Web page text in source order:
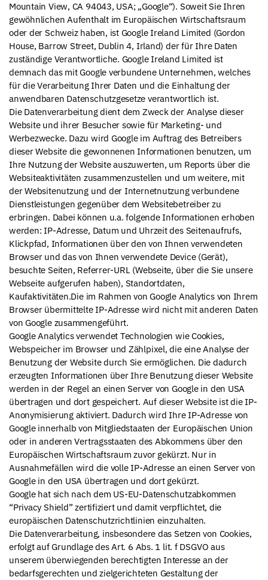
Mountain View, CA 94043, USA; „Google“). Soweit Sie Ihren
gewöhnlichen Aufenthalt im Europäischen Wirtschaftsraum
oder der Schweiz haben, ist Google Ireland Limited (Gordon
House, Barrow Street, Dublin 4, Irland) der für Ihre Daten
zuständige Verantwortliche. Google Ireland Limited ist
demnach das mit Google verbundene Unternehmen, welches
für die Verarbeitung Ihrer Daten und die Einhaltung der
anwendbaren Datenschutzgesetze verantwortlich ist.
Die Datenverarbeitung dient dem Zweck der Analyse dieser
Website und ihrer Besucher sowie für Marketing- und
Werbezwecke. Dazu wird Google im Auftrag des Betreibers
dieser Website die gewonnenen Informationen benutzen, um
Ihre Nutzung der Website auszuwerten, um Reports über die
Websiteaktivitäten zusammenzustellen und um weitere, mit
der Websitenutzung und der Internetnutzung verbundene
Dienstleistungen gegenüber dem Websitebetreiber zu
erbringen. Dabei können u.a. folgende Informationen erhoben
werden: IP-Adresse, Datum und Uhrzeit des Seitenaufrufs,
Klickpfad, Informationen über den von Ihnen verwendeten
Browser und das von Ihnen verwendete Device (Gerät),
besuchte Seiten, Referrer-URL (Webseite, über die Sie unsere
Webseite aufgerufen haben), Standortdaten,
Kaufaktivitäten.Die im Rahmen von Google Analytics von Ihrem
Browser übermittelte IP-Adresse wird nicht mit anderen Daten
von Google zusammengeführt.
Google Analytics verwendet Technologien wie Cookies,
Webspeicher im Browser und Zählpixel, die eine Analyse der
Benutzung der Website durch Sie ermöglichen. Die dadurch
erzeugten Informationen über Ihre Benutzung dieser Website
werden in der Regel an einen Server von Google in den USA
übertragen und dort gespeichert. Auf dieser Website ist die IP-
Anonymisierung aktiviert. Dadurch wird Ihre IP-Adresse von
Google innerhalb von Mitgliedstaaten der Europäischen Union
oder in anderen Vertragsstaaten des Abkommens über den
Europäischen Wirtschaftsraum zuvor gekürzt. Nur in
Ausnahmefällen wird die volle IP-Adresse an einen Server von
Google in den USA übertragen und dort gekürzt.
Google hat sich nach dem US-EU-Datenschutzabkommen
“Privacy Shield” zertifiziert und damit verpflichtet, die
europäischen Datenschutzrichtlinien einzuhalten.
Die Datenverarbeitung, insbesondere das Setzen von Cookies,
erfolgt auf Grundlage des Art. 6 Abs. 1 lit. f DSGVO aus
unserem überwiegenden berechtigten Interesse an der
bedarfsgerechten und zielgerichteten Gestaltung der